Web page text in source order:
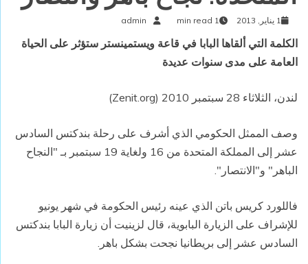
1 يناير, 2013 1 min read
admin
الكلمة التي ألقاها البابا في قاعة ويستمينستر ستؤثر على الحياة
العامة على مدى سنوات عديدة
لندن، الثلاثاء 28 سبتمبر 2010 (Zenit.org)
وصف الممثل الحكومي الذي أشرف على رحلة بندكتس السادس
عشر إلى المملكة المتحدة من 16 ولغاية 19 سبتمبر بـ "النجاح
الباهر" و"الانتصار".
فاللورد كريس باتن الذي عينه رئيس الحكومة في شهر يونيو
للإشراف على الزيارة البابوية، قال لزينيت أن زيارة البابا بندكتس
السادس عشر إلى بريطانيا نجحت بشكل باهر.